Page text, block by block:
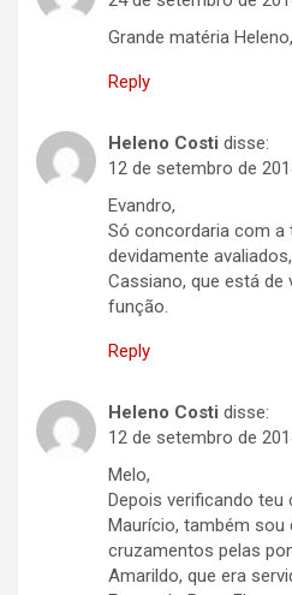
Grande matéria
Reply
Heleno Costi disse:
12 de setembro de
Evandro,
Só concordaria com a
devidamente
Cassiano, que está de
função.
Reply
Heleno Costi disse:
12 de setembro de
Melo,
Depois verificando
Maurício, também sou
cruzamentos pelas
Amarildo, que era